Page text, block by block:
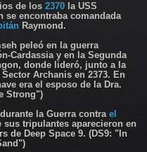
de los 2370 la USS
se encontraba comandada
Raymond.
peleó en la guerra
Cardassia y en la Segunda
donde lideró, junto a la
Archanis en 2373. En
era el esposo de la Dra.
Strong")
la Guerra contra el
sus tripulantes aparecieron en
de Deep Space 9. (DS9: "In